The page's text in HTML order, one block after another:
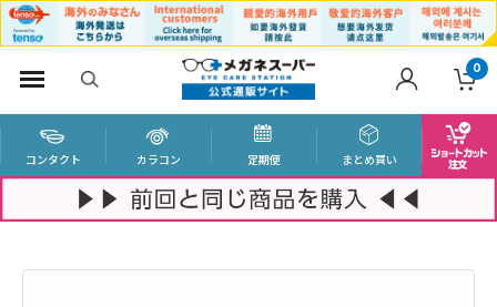
0
コンタクト カラコン 定期便 まとめ買い